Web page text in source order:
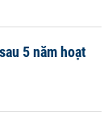
5 năm hoạt